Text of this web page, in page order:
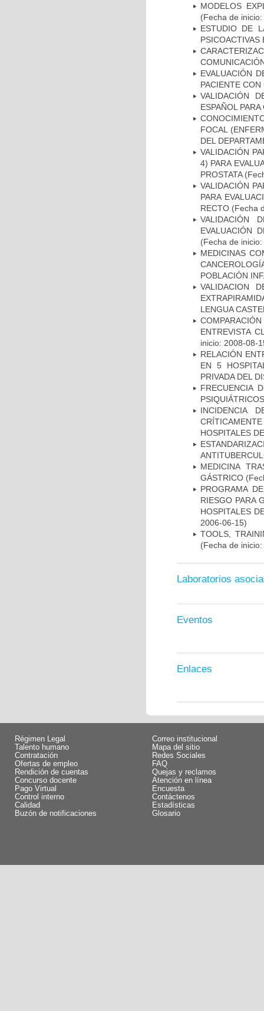
MODELOS
(Fecha de
ESTUDIO DE
PSICOACTIVAS
EVALUACIÓN
PACIENTE CON
VALIDACIÓN
ESPAÑOL
FOCAL
DEL
VALIDACIÓN
4) PARA
PROSTATA
VALIDACIÓN
PARA
RECTO (Fecha
VALIDACIÓN
EVALUACIÓN
(Fecha de
MEDICINAS
POBLACIÓN
VALIDACION
LENGUA
ENTREVISTA
inicio: 2008-08-
RELACIÓN
EN 5
PRIVADA DEL
FRECUENCIA
INCIDENCIA
HOSPITALES
MEDICINA
GÁSTRICO
PROGRAMA
RIESGO PARA
HOSPITALES
2006-06-15)
TOOLS,
(Fecha de
Laboratorios
Eventos
Enlaces
Régimen Legal
Talento humano
Contratación
Ofertas de empleo
Rendición de cuentas
Concurso docente
Pago Virtual
Control interno
Calidad
Buzón de notificaciones
Correo institucional
Mapa del sitio
Redes Sociales
FAQ
Quejas y reclamos
Atención en línea
Encuesta
Contáctenos
Estadísticas
Glosario